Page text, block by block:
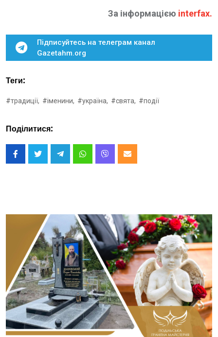
За інформацією interfax.
Підписуйтесь на телеграм канал
Gazetahm.org
Теги:
#традиції, #іменини, #україна, #свята, #події
Поділитися: